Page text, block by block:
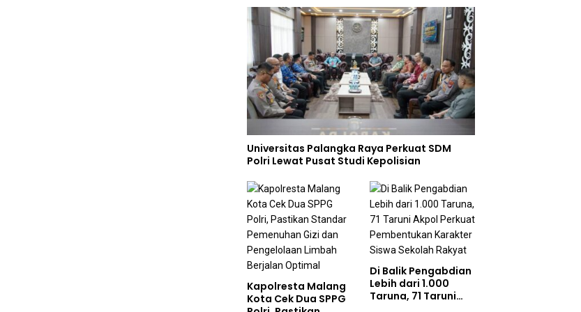
Universitas Palangka Raya Perkuat SDM
Polri Lewat Pusat Studi Kepolisian
Kapolresta Malang
Kota Cek Dua SPPG
Di Balik Pengabdian
Lebih dari 1.000
Taruna, 71 Taruni